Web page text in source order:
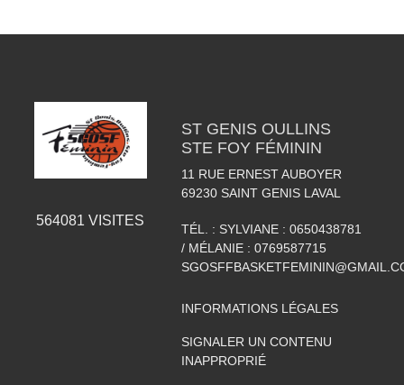
564081 VISITES
ST GENIS OULLINS
STE FOY FÉMININ
11 RUE ERNEST AUBOYER
69230 SAINT GENIS LAVAL
TÉL. : SYLVIANE : 0650438781
/ MÉLANIE : 0769587715
INFORMATIONS LÉGALES
SIGNALER UN CONTENU
INAPPROPRIÉ